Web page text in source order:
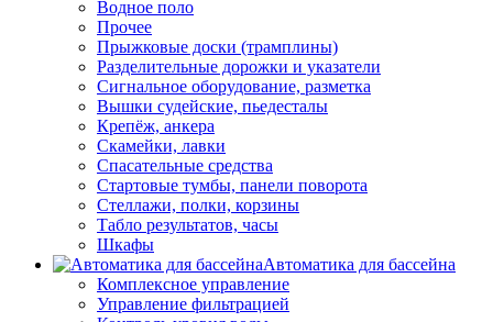
Водное поло
Прочее
Прыжковые доски (трамплины)
Разделительные дорожки и указатели
Cигнальное оборудование, разметка
Вышки судейские, пьедесталы
Крепёж, анкера
Скамейки, лавки
Спасательные средства
Стартовые тумбы, панели поворота
Стеллажи, полки, корзины
Табло результатов, часы
Шкафы
Автоматика для бассейна
Комплексное управление
Управление фильтрацией